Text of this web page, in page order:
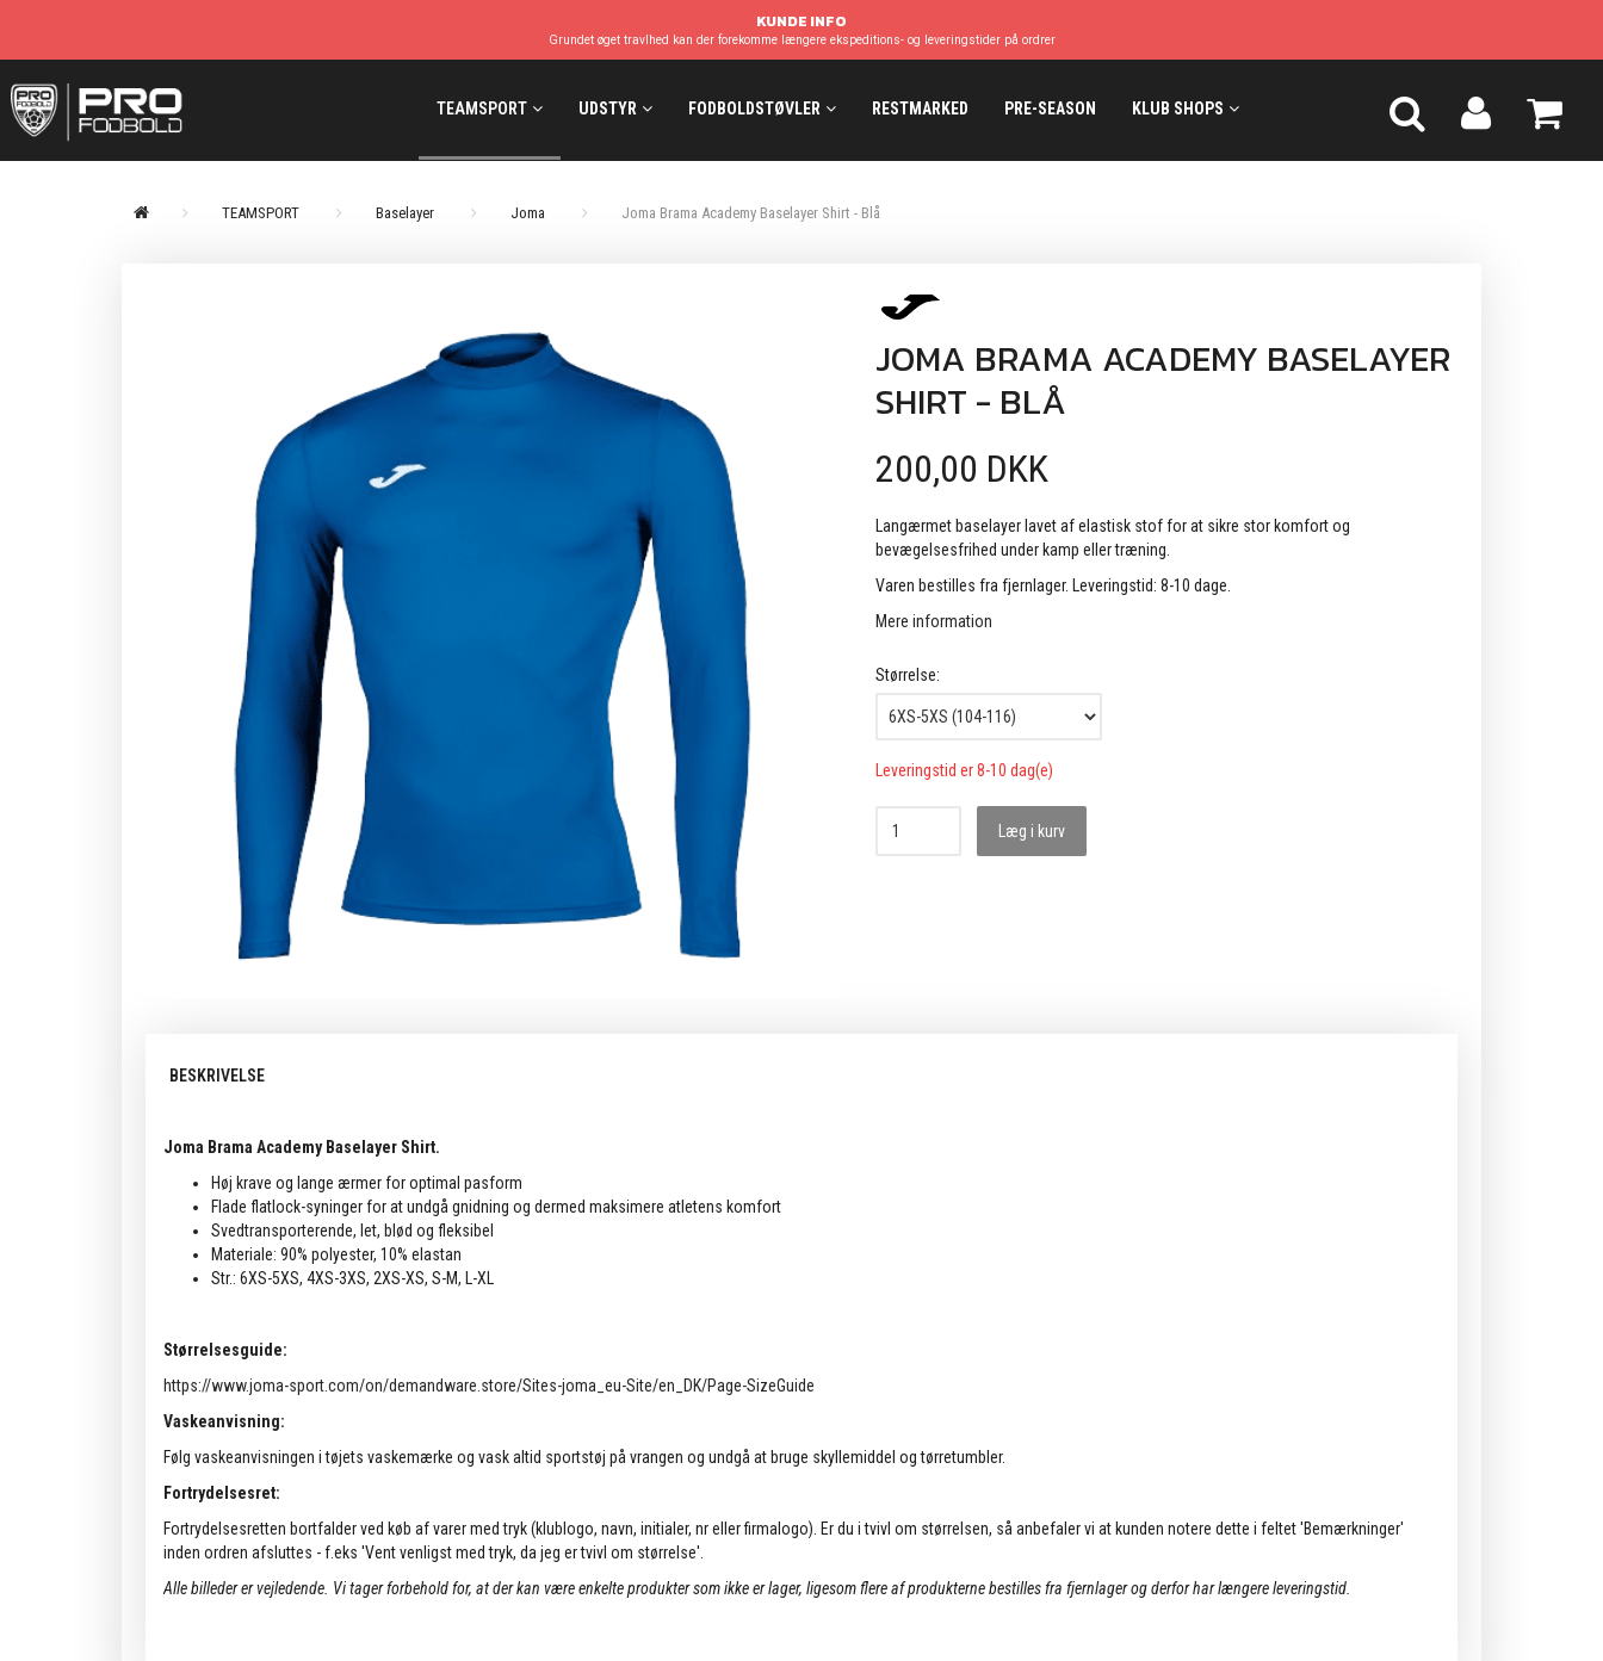
KUNDE INFO
Grundet øget travlhed kan der forekomme længere ekspeditions- og leveringstider på ordrer
TEAMSPORT UDSTYR FODBOLDSTØVLER RESTMARKED PRE-SEASON KLUB SHOPS
TEAMSPORT Baselayer Joma Joma Brama Academy Baselayer Shirt - Blå
JOMA BRAMA ACADEMY BASELAYER
SHIRT - BLÅ
200,00 DKK
Langærmet baselayer lavet af elastisk stof for at sikre stor komfort og
bevægelsesfrihed under kamp eller træning.
Varen bestilles fra fjernlager. Leveringstid: 8-10 dage.
Mere information
Størrelse:
Leveringstid er 8-10 dag(e)
Læg i kurv
BESKRIVELSE
Joma Brama Academy Baselayer Shirt.
Høj krave og lange ærmer for optimal pasform
Flade flatlock-syninger for at undgå gnidning og dermed maksimere atletens komfort
Svedtransporterende, let, blød og fleksibel
Materiale: 90% polyester, 10% elastan
Str.: 6XS-5XS, 4XS-3XS, 2XS-XS, S-M, L-XL
Størrelsesguide:
https://www.joma-sport.com/on/demandware.store/Sites-joma_eu-Site/en_DK/Page-SizeGuide
Vaskeanvisning:
Følg vaskeanvisningen i tøjets vaskemærke og vask altid sportstøj på vrangen og undgå at bruge skyllemiddel og tørretumbler.
Fortrydelsesret:
Fortrydelsesretten bortfalder ved køb af varer med tryk (klublogo, navn, initialer, nr eller firmalogo). Er du i tvivl om størrelsen, så anbefaler vi at kunden notere dette i feltet 'Bemærkninger'
inden ordren afsluttes - f.eks 'Vent venligst med tryk, da jeg er tvivl om størrelse'.
Alle billeder er vejledende. Vi tager forbehold for, at der kan være enkelte produkter som ikke er lager, ligesom flere af produkterne bestilles fra fjernlager og derfor har længere leveringstid.